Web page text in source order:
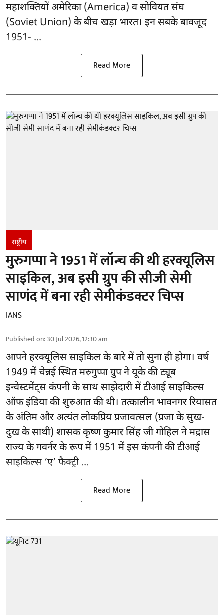
महाशक्तियों अमेरिका (America) व सोवियत संघ
(Soviet Union) के बीच खड़ा भारत। इन सबके बावजूद
1951- ...
Read More
राष्ट्रीय
मुरुगप्पा ने 1951 में लॉन्च की थी हरक्यूलिस
साइकिल, अब इसी ग्रुप की सीजी सेमी
साणंद में बना रही सेमीकंडक्टर चिप्स
IANS
Published on:30 Jul 2026, 12:30 am
आपने हरक्यूलिस साइकिल के बारे में तो सुना ही होगा। वर्ष
1949 में चेन्नई स्थित मरुगुप्पा ग्रुप ने यूके की ट्यूब
इन्वेस्टमेंट्स कंपनी के साथ साझेदारी में टीआई साइकिल्स
ऑफ इंडिया की शुरुआत की थी। तत्कालीन भावनगर रियासत
के अंतिम और अत्यंत लोकप्रिय प्रजावत्सल (प्रजा के सुख-
दुख के साथी) शासक कृष्ण कुमार सिंह जी गोहिल ने मद्रास
राज्य के गवर्नर के रूप में 1951 में इस कंपनी की टीआई
साइकिल्स ‘ए’ फैक्ट्री ...
Read More